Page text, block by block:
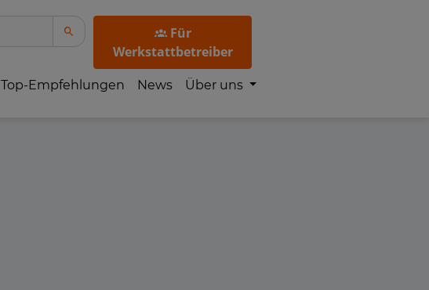
Für
Werkstattbetreiber
Top-Empfehlungen News Über uns